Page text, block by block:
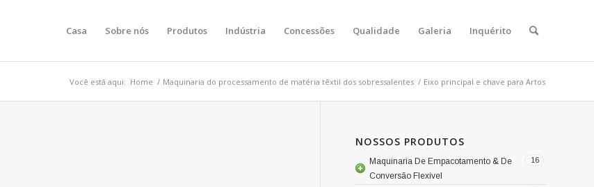
Casa Sobre nós Produtos Indústria Concessões Qualidade Galeria Inquérito
Você está aqui: Home / Maquinaria do processamento de matéria têxtil dos sobressalentes / Eixo principal e chave para Artos
NOSSOS PRODUTOS
16
Maquinaria De Empacotamento & De
Conversão Flexível